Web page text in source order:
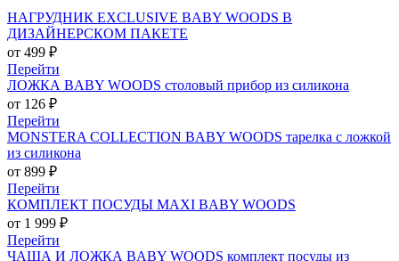
НАГРУДНИК EXCLUSIVE BABY WOODS В
ДИЗАЙНЕРСКОМ ПАКЕТЕ
от 499 ₽
Перейти
ЛОЖКА BABY WOODS столовый прибор из силикона
от 126 ₽
Перейти
MONSTERA COLLECTION BABY WOODS тарелка с ложкой
из силикона
от 899 ₽
Перейти
КОМПЛЕКТ ПОСУДЫ MAXI BABY WOODS
от 1 999 ₽
Перейти
ЧАША И ЛОЖКА BABY WOODS комплект посуды из